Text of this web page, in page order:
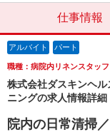
仕事情報
アルバイト パート
職種：病院内リネンスタッフ
株式会社ダスキンヘ
ニングの求人情報詳
院内の日常清掃